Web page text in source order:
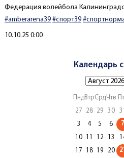
Федерация волейбола
#amberarena39 #спорт39
Создано
10.10.25 0:00
Календарь
ПндВтрСрдЧтв
27
28 29 30 31
3 4 5 6 7
10 11 12 13
17
18 19 20 21